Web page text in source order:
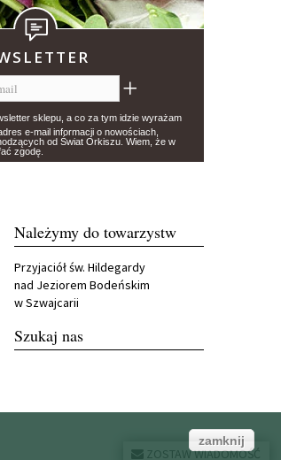
ZOSTAW WIADOMOŚĆ
sklepu, a co za tym idzie wyrażam
e-mail informacji o nowościach,
od Świat Orkiszu. Wiem, że w
zgodę.
Należymy do towarzystw
Przyjaciół św. Hildegardy
nad Jeziorem Bodeńskim
w Szwajcarii
Szukaj nas
zamknij